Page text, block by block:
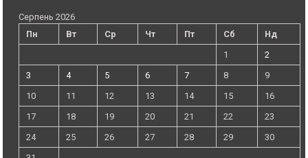
Серпень 2026
Пн
Вт Ср Чт Пт Сб
Нд
1
2
3
4 5 6 7 8
9
10
11 12 13 14 15
16
17
18 19 20 21 22
23
24
25 26 27 28 29
30